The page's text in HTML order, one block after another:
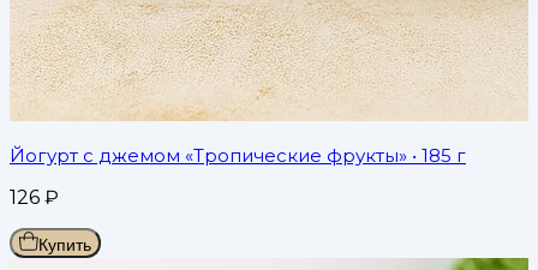
Йогурт с джемом «Тропические фрукты» • 185 г
126 ₽
Купить